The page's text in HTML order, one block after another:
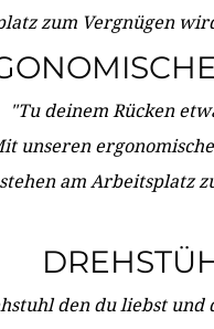
zum Vergnügen
"Tu deinem Rücken
unseren
am Arbeitsplatz
den du liebst